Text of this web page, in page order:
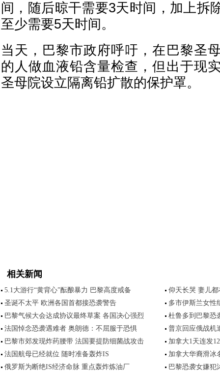
间，随后晾干需要3天时间，加上拆
至少需要5天时间。
当天，巴黎市政府呼吁，在巴黎圣
的人做血液铅含量检查，但出于现
圣母院设立隔离铅扩散的保护罩。
相关新闻
5.1大游行“黄背心”酝酿暴力 巴黎高度戒备
仰天长哭 妻儿
圣诞不太平 欧洲各国首都接恐袭警告
多市伊斯兰女性
巴黎气候大会达成协议最终草案 各国决心强烈
杜鲁多到巴黎恐
法国悼念恐袭遇难者 奥朗德：不屈服于恐惧
普京回应俄战机
巴黎市郊发现炸药腰带 法国要提防细菌战攻击
加拿大1天连发
法国航母已经就位 随时准备轰炸IS
加拿大华裔滑冰
俄罗斯为断绝IS经济命脉 重点轰炸炼油厂
巴黎恐袭女嫌犯